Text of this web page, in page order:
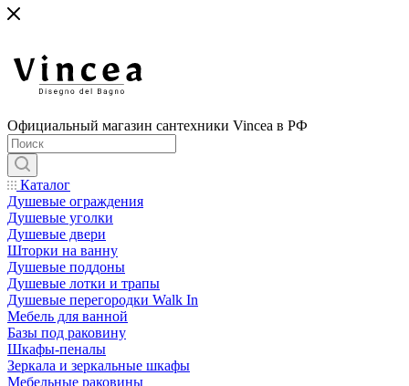
Официальный магазин сантехники Vincea в РФ
Каталог
Душевые ограждения
Душевые уголки
Душевые двери
Шторки на ванну
Душевые поддоны
Душевые лотки и трапы
Душевые перегородки Walk In
Мебель для ванной
Базы под раковину
Шкафы-пеналы
Зеркала и зеркальные шкафы
Мебельные раковины